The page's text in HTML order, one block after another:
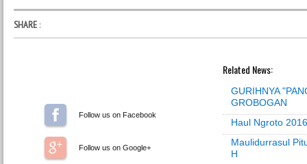
SHARE :
Follow us on Facebook
Follow us on Google+
Related News:
GURIHNYA
GROBOGAN
Haul Ngroto
Maulidurrasul
H